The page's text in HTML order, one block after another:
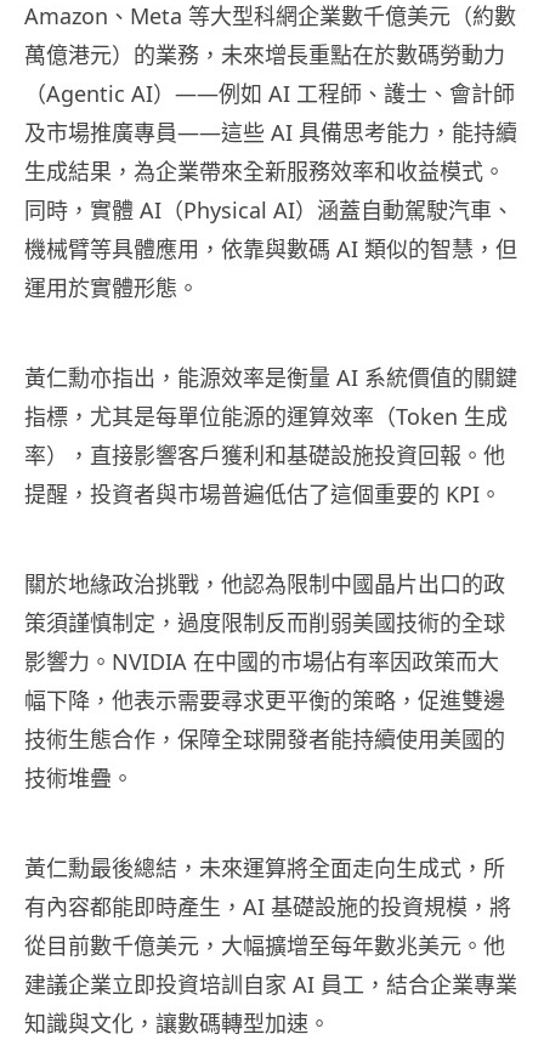
Amazon、Meta 等大型科網企業數千億美元（約數
萬億港元）的業務，未來增長重點在於數碼勞動力
（Agentic AI）——例如 AI 工程師、護士、會計師
及市場推廣專員——這些 AI 具備思考能力，能持續
生成結果，為企業帶來全新服務效率和收益模式。
同時，實體 AI（Physical AI）涵蓋自動駕駛汽車、
機械臂等具體應用，依靠與數碼 AI 類似的智慧，但
運用於實體形態。
黃仁勳亦指出，能源效率是衡量 AI 系統價值的關鍵
指標，尤其是每單位能源的運算效率（Token 生成
率），直接影響客戶獲利和基礎設施投資回報。他
提醒，投資者與市場普遍低估了這個重要的 KPI。
關於地緣政治挑戰，他認為限制中國晶片出口的政
策須謹慎制定，過度限制反而削弱美國技術的全球
影響力。NVIDIA 在中國的市場佔有率因政策而大
幅下降，他表示需要尋求更平衡的策略，促進雙邊
技術生態合作，保障全球開發者能持續使用美國的
技術堆疊。
黃仁勳最後總結，未來運算將全面走向生成式，所
有內容都能即時產生，AI 基礎設施的投資規模，將
從目前數千億美元，大幅擴增至每年數兆美元。他
建議企業立即投資培訓自家 AI 員工，結合企業專業
知識與文化，讓數碼轉型加速。